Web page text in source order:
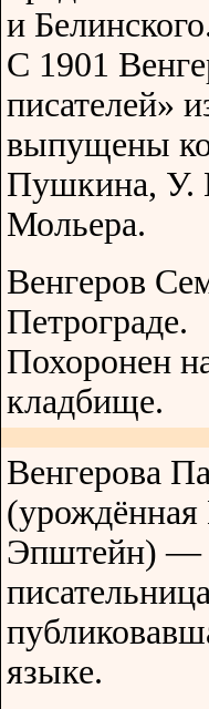
и
С 1901
писателей»
выпущены
Пушкина, У.
Мольера.
Венгеров
Петрограде.
Похоронен
кладбище.
Венгерова
Эпштейн) —
языке.